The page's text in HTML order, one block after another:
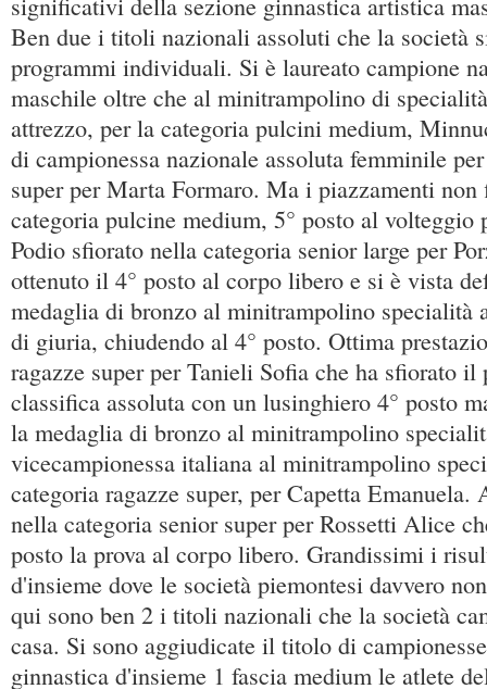
Ben due i titoli nazionali assoluti che la società
programmi individuali. Si è laureato campione
maschile oltre che al minitrampolino di
attrezzo, per la categoria pulcini medium,
di campionessa nazionale assoluta femminile
super per Marta Formaro. Ma i piazzamenti
categoria pulcine medium, 5° posto al volteggio
Podio sfiorato nella categoria senior large per
ottenuto il 4° posto al corpo libero e si è vista
medaglia di bronzo al minitrampolino specialità
di giuria, chiudendo al 4° posto. Ottima
ragazze super per Tanieli Sofia che ha sfiorato il
classifica assoluta con un lusinghiero 4° posto
la medaglia di bronzo al minitrampolino
vicecampionessa italiana al minitrampolino
categoria ragazze super, per Capetta
nella categoria senior super per Rossetti Alice
posto la prova al corpo libero. Grandissimi i
d'insieme dove le società piemontesi davvero
qui sono ben 2 i titoli nazionali che la società
casa. Si sono aggiudicate il titolo di
ginnastica d'insieme 1 fascia medium le atlete